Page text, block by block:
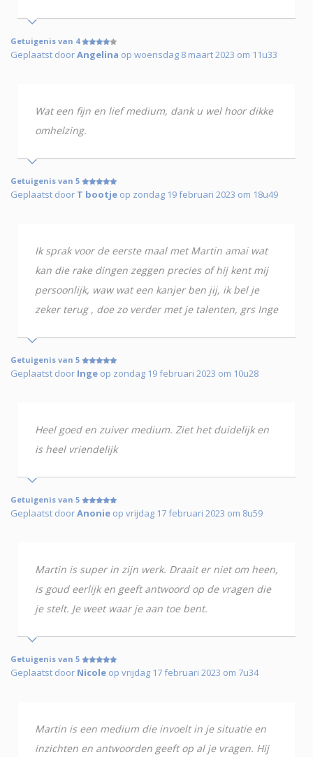
Getuigenis van 4
Geplaatst doorAngelina op woensdag 8 maart 2023 om 11u33
Wat een fijn en lief medium, dank u wel hoor dikke
omhelzing.
Getuigenis van 5
Geplaatst door T bootje op zondag 19 februari 2023 om 18u49
Ik sprak voor de eerste maal met Martin amai wat
kan die rake dingen zeggen precies of hij kent mij
persoonlijk, waw wat een kanjer ben jij, ik bel je
zeker terug , doe zo verder met je talenten, grs Inge
Getuigenis van 5
Geplaatst door Inge op zondag 19 februari 2023 om 10u28
Heel goed en zuiver medium. Ziet het duidelijk en
is heel vriendelijk
Getuigenis van 5
Geplaatst doorAnonie op vrijdag 17 februari 2023 om 8u59
Martin is super in zijn werk. Draait er niet om heen,
is goud eerlijk en geeft antwoord op de vragen die
je stelt. Je weet waar je aan toe bent.
Getuigenis van 5
Geplaatst door Nicole op vrijdag 17 februari 2023 om 7u34
Martin is een medium die invoelt in je situatie en
inzichten en antwoorden geeft op al je vragen. Hij